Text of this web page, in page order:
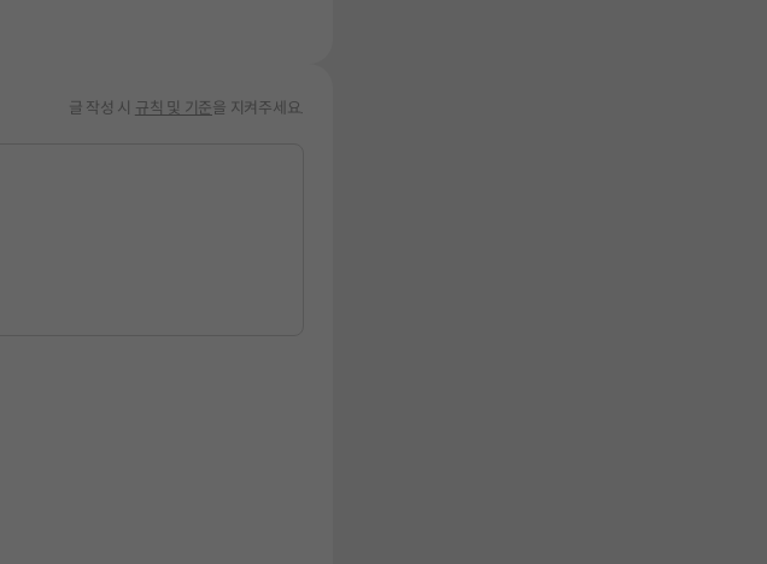
글 작성 시 규칙 및 기준을 지켜주세요.